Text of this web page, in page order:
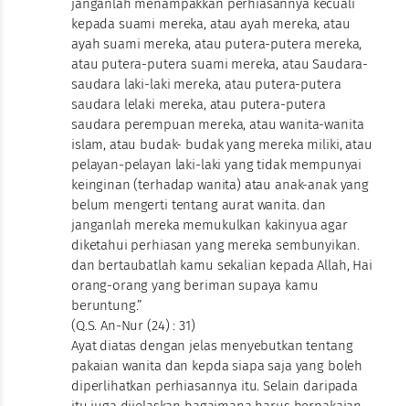
janganlah menampakkan perhiasannya kecuali
kepada suami mereka, atau ayah mereka, atau
ayah suami mereka, atau putera-putera mereka,
atau putera-putera suami mereka, atau Saudara-
saudara laki-laki mereka, atau putera-putera
saudara lelaki mereka, atau putera-putera
saudara perempuan mereka, atau wanita-wanita
islam, atau budak- budak yang mereka miliki, atau
pelayan-pelayan laki-laki yang tidak mempunyai
keinginan (terhadap wanita) atau anak-anak yang
belum mengerti tentang aurat wanita. dan
janganlah mereka memukulkan kakinyua agar
diketahui perhiasan yang mereka sembunyikan.
dan bertaubatlah kamu sekalian kepada Allah, Hai
orang-orang yang beriman supaya kamu
beruntung.”
(Q.S. An-Nur (24) : 31)
Ayat diatas dengan jelas menyebutkan tentang
pakaian wanita dan kepda siapa saja yang boleh
diperlihatkan perhiasannya itu. Selain daripada